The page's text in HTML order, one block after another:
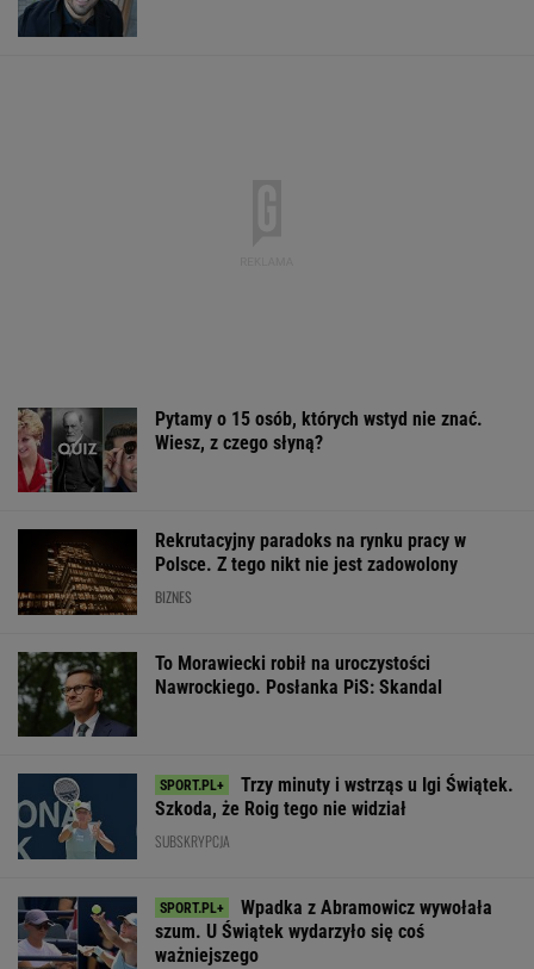
Pytamy o 15 osób, których wstyd nie znać.
Wiesz, z czego słyną?
Rekrutacyjny paradoks na rynku pracy w
Polsce. Z tego nikt nie jest zadowolony
BIZNES
To Morawiecki robił na uroczystości
Nawrockiego. Posłanka PiS: Skandal
Trzy minuty i wstrząs u Igi Świątek.
Szkoda, że Roig tego nie widział
SUBSKRYPCJA
Wpadka z Abramowicz wywołała
szum. U Świątek wydarzyło się coś
ważniejszego